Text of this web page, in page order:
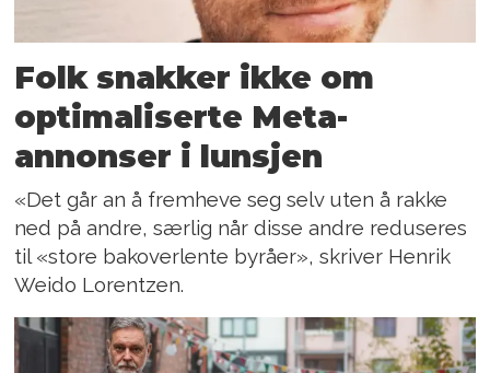
Folk snakker ikke om
optimaliserte Meta-
annonser i lunsjen
«Det går an å fremheve seg selv uten å rakke
ned på andre, særlig når disse andre reduseres
til «store bakoverlente byråer», skriver Henrik
Weido Lorentzen.